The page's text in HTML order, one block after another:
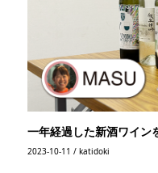
一年経過した新酒ワイ
2023-10-11 / katidoki